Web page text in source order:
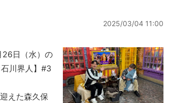
2025/03/04 11:00
日（水）の
川界人】#3
えた森久保